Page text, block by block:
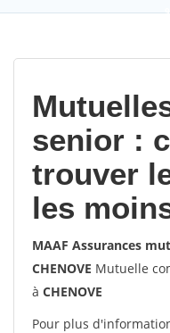
senior :
trouver
les
MAAF Assurances
CHENOVE Mutuelle
à CHENOVE
Pour plus